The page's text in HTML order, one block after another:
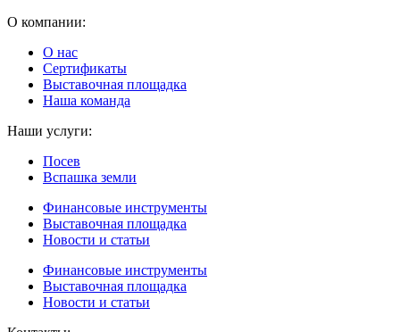
О компании:
О нас
Сертификаты
Выставочная площадка
Наша команда
Наши услуги:
Посев
Вспашка земли
Финансовые инструменты
Выставочная площадка
Новости и статьи
Финансовые инструменты
Выставочная площадка
Новости и статьи